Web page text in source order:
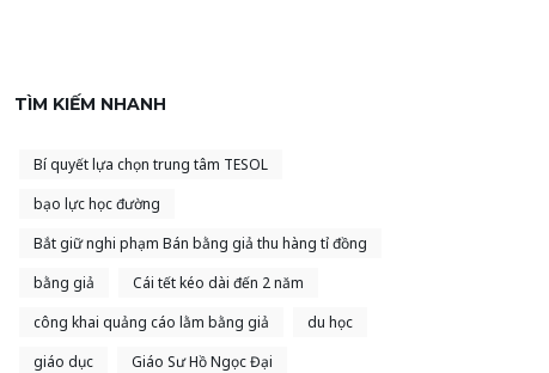
TÌM KIẾM NHANH
Bí quyết lựa chọn trung tâm TESOL
bạo lực học đường
Bắt giữ nghi phạm Bán bằng giả thu hàng tỉ đồng
bằng giả
Cái tết kéo dài đến 2 năm
công khai quảng cáo lằm bằng giả
du học
giáo dục
Giáo Sư Hồ Ngọc Đại